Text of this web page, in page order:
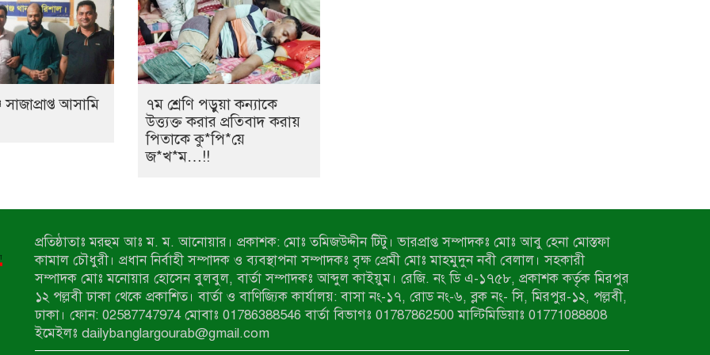
আসামি
৭ম শ্রেণি পড়ুয়া কন্যাকে
উত্ত্যক্ত করার প্রতিবাদ করায়
পিতাকে কু*পি*য়ে
জ*খ*ম…!!
প্রতিষ্ঠাতাঃ মরহুম আঃ ম. ম. আনোয়ার। প্রকাশক: মোঃ তমিজউদ্দীন টিটু। ভারপ্রাপ্ত সম্পাদকঃ মোঃ আবু হেনা মোস্তফা
কামাল চৌধুরী। প্রধান নির্বাহী সম্পাদক ও ব্যবস্থাপনা সম্পাদকঃ বৃক্ষ প্রেমী মোঃ মাহমুদুন নবী বেলাল। সহকারী
সম্পাদক মোঃ মনোয়ার হোসেন বুলবুল, বার্তা সম্পাদকঃ আব্দুল কাইয়ুম। রেজি. নং ডি এ-১৭৫৮, প্রকাশক কর্তৃক মিরপুর
১২ পল্লবী ঢাকা থেকে প্রকাশিত। বার্তা ও বাণিজ্যিক কার্যালয়: বাসা নং-১৭, রোড নং-৬, ব্লক নং- সি, মিরপুর-১২, পল্লবী,
ঢাকা। ফোন: 02587747974 মোবাঃ 01786388546 বার্তা বিভাগঃ 01787862500 মাল্টিমিডিয়াঃ 01771088808
ইমেইলঃ dailybanglargourab@gmail.com